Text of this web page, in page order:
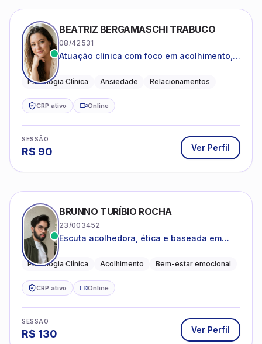
BEATRIZ BERGAMASCHI TRABUCO
08/42531
Atuação clínica com foco em acolhimento,
Psicologia Clínica Ansiedade Relacionamentos
CRP ativo Online
SESSÃO
R$ 90 Ver Perfil
BRUNNO TURÍBIO ROCHA
23/003452
Escuta acolhedora, ética e baseada em
Psicologia Clínica Acolhimento Bem-estar emocional
CRP ativo Online
SESSÃO
R$ 130 Ver Perfil